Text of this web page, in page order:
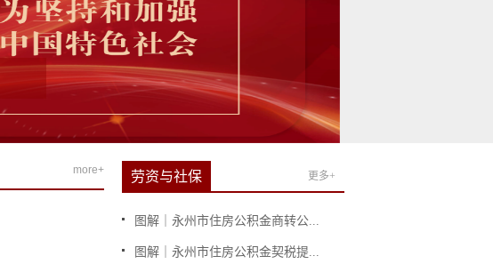
more+ 更多+
劳资与社保
图解｜永州市住房公积金商转公...
图解｜永州市住房公积金契税提...